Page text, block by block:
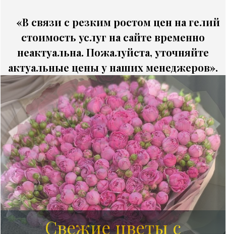
«В связи с резким ростом цен на гелий
стоимость услуг на сайте временно
неактуальна. Пожалуйста, уточняйте
актуальные цены у наших менеджеров».